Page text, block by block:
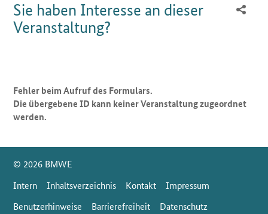
Sie haben Interesse an dieser
Veranstaltung?
Fehler beim Aufruf des Formulars.
Die übergebene ID kann keiner Veranstaltung zugeordnet
werden.
SrOnlyServicemenü
© 2026 BMWE
Intern
Inhaltsverzeichnis Kontakt
Impressum
Benutzerhinweise
Barrierefreiheit
Datenschutz